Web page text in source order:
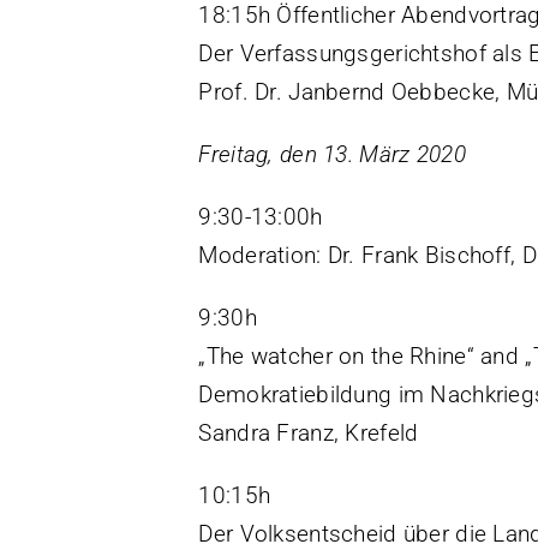
18:15h Öffentlicher
Der Verfassungsgerichtshof als
Prof. Dr. Janbernd Oebbecke,
Freitag, den 13. März 2020
9:30-13:00h
Moderation: Dr. Frank Bischoff,
9:30h
„The watcher on the Rhine“
Demokratiebildung im
Sandra Franz, Krefeld
10:15h
Der Volksentscheid über die